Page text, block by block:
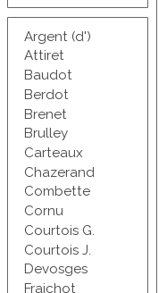
Argent (d')
Attiret
Baudot
Berdot
Brenet
Brulley
Carteaux
Chazerand
Combette
Cornu
Courtois G.
Courtois J.
Devosges
Fraichot